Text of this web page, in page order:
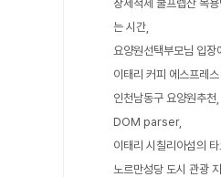
장세척제 쿨프렙산 복
는 시간
요양원선택부모님 입장
이태리 커피 에스프레
인천남동구 요양원추천
DOM parser
이태리 시칠리아섬의
노르만성당 도시 관광